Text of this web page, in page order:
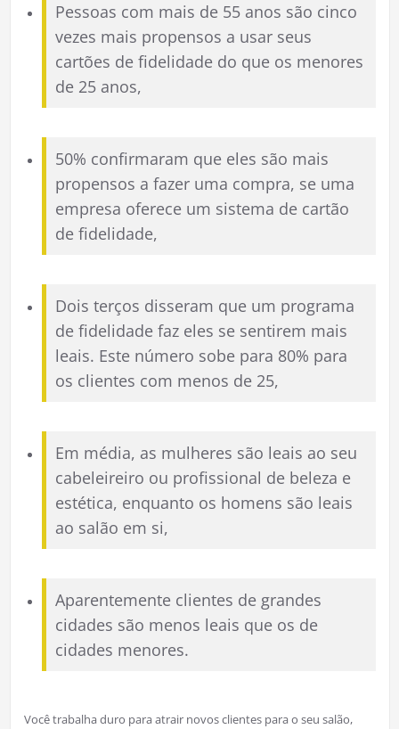
Pessoas com mais de 55 anos são cinco
vezes mais propensos a usar seus
cartões de fidelidade do que os menores
de 25 anos,
50% confirmaram que eles são mais
propensos a fazer uma compra, se uma
empresa oferece um sistema de cartão
de fidelidade,
Dois terços disseram que um programa
de fidelidade faz eles se sentirem mais
leais. Este número sobe para 80% para
os clientes com menos de 25,
Em média, as mulheres são leais ao seu
cabeleireiro ou profissional de beleza e
estética, enquanto os homens são leais
ao salão em si,
Aparentemente clientes de grandes
cidades são menos leais que os de
cidades menores.
Você trabalha duro para atrair novos clientes para o seu salão,